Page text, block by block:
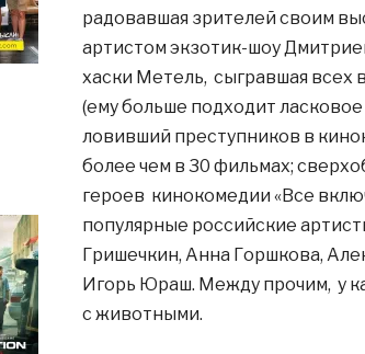
радовавшая зрителей своим
артистом экзотик-шоу
хаски Метель, сыгравшая всех
(ему больше подходит
ловивший преступников в
более чем в 30 фильмах;
героев кинокомедии «Все
популярные российские
Гришечкин, Анна Горшкова,
Игорь Юраш. Между прочим, у
с животными.